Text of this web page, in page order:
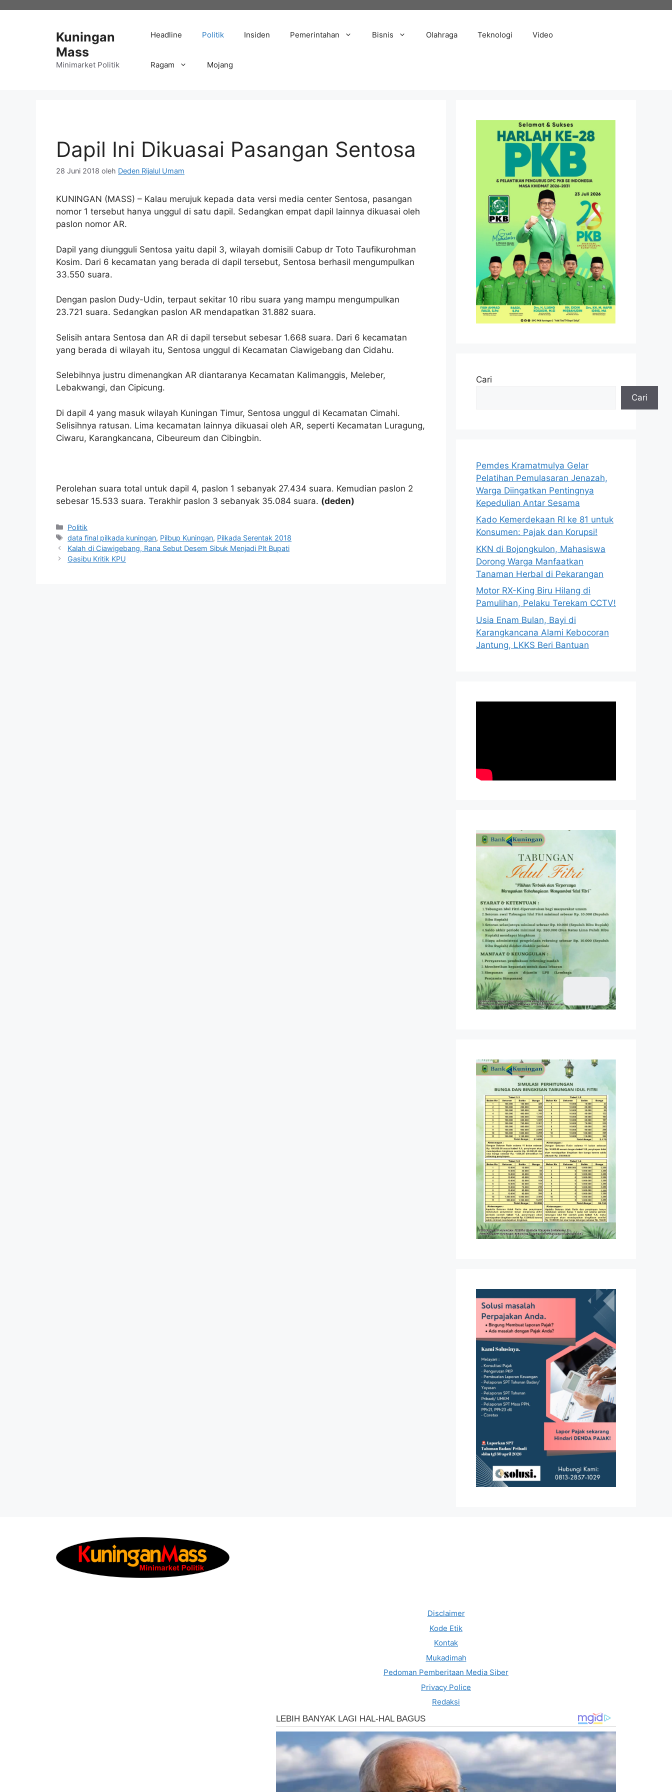
Kuningan
Mass
Minimarket Politik
Headline Politik Insiden Pemerintahan Bisnis Olahraga Teknologi Video
Ragam Mojang
Dapil Ini Dikuasai Pasangan Sentosa
28 Juni 2018 oleh Deden Rijalul Umam
KUNINGAN (MASS) – Kalau merujuk kepada data versi media center Sentosa, pasangan
nomor 1 tersebut hanya unggul di satu dapil. Sedangkan empat dapil lainnya dikuasai oleh
paslon nomor AR.
Dapil yang diungguli Sentosa yaitu dapil 3, wilayah domisili Cabup dr Toto Taufikurohman
Kosim. Dari 6 kecamatan yang berada di dapil tersebut, Sentosa berhasil mengumpulkan
33.550 suara.
Dengan paslon Dudy-Udin, terpaut sekitar 10 ribu suara yang mampu mengumpulkan
23.721 suara. Sedangkan paslon AR mendapatkan 31.882 suara.
Selisih antara Sentosa dan AR di dapil tersebut sebesar 1.668 suara. Dari 6 kecamatan
yang berada di wilayah itu, Sentosa unggul di Kecamatan Ciawigebang dan Cidahu.
Selebihnya justru dimenangkan AR diantaranya Kecamatan Kalimanggis, Meleber,
Lebakwangi, dan Cipicung.
Di dapil 4 yang masuk wilayah Kuningan Timur, Sentosa unggul di Kecamatan Cimahi.
Selisihnya ratusan. Lima kecamatan lainnya dikuasai oleh AR, seperti Kecamatan Luragung,
Ciwaru, Karangkancana, Cibeureum dan Cibingbin.
Perolehan suara total untuk dapil 4, paslon 1 sebanyak 27.434 suara. Kemudian paslon 2
sebesar 15.533 suara. Terakhir paslon 3 sebanyak 35.084 suara. (deden)
Kategori
Politik
Tag
data final pilkada kuningan, Pilbup Kuningan, Pilkada Serentak 2018
Kalah di Ciawigebang, Rana Sebut Desem Sibuk Menjadi Plt Bupati
Gasibu Kritik KPU
Cari
Cari
Pemdes Kramatmulya Gelar
Pelatihan Pemulasaran Jenazah,
Warga Diingatkan Pentingnya
Kepedulian Antar Sesama
Kado Kemerdekaan RI ke 81 untuk
Konsumen: Pajak dan Korupsi!
KKN di Bojongkulon, Mahasiswa
Dorong Warga Manfaatkan
Tanaman Herbal di Pekarangan
Motor RX-King Biru Hilang di
Pamulihan, Pelaku Terekam CCTV!
Usia Enam Bulan, Bayi di
Karangkancana Alami Kebocoran
Jantung, LKKS Beri Bantuan
Disclaimer
Kode Etik
Kontak
Mukadimah
Pedoman Pemberitaan Media Siber
Privacy Police
Redaksi